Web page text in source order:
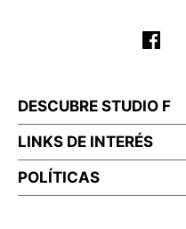
DESCUBRE STUDIO F
LINKS DE INTERÉS
POLÍTICAS